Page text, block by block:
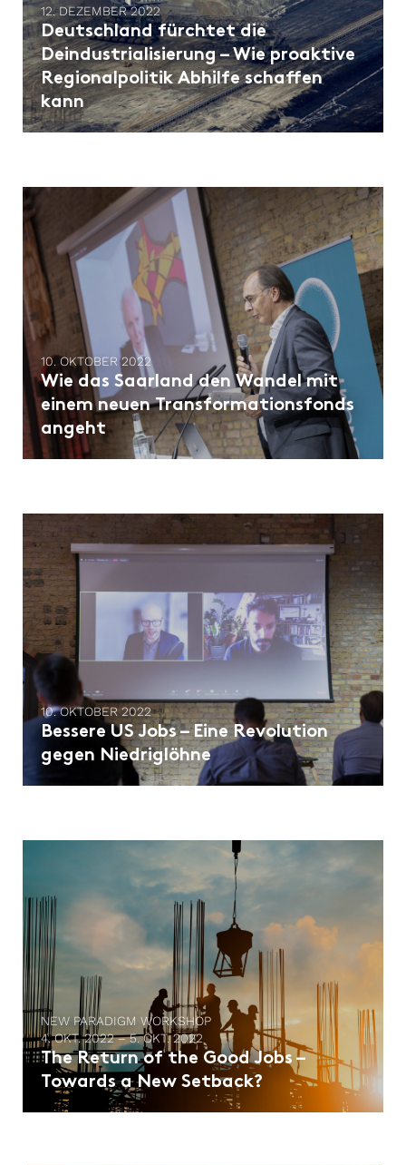
12. DEZEMBER 2022
Deutschland fürchtet die
Deindustrialisierung – Wie proaktive
Regionalpolitik Abhilfe schaffen
kann
10. OKTOBER 2022
Wie das Saarland den Wandel mit
einem neuen Transformationsfonds
angeht
10. OKTOBER 2022
Bessere US Jobs – Eine Revolution
gegen Niedriglöhne
NEW PARADIGM WORKSHOP
4. OKT. 2022 – 5. OKT. 2022
The Return of the Good Jobs –
Towards a New Setback?